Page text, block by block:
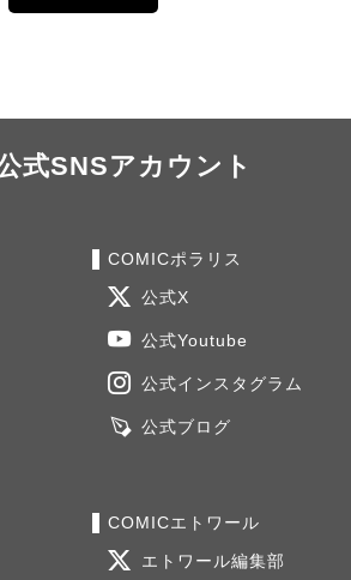
式SNSアカウント
COMICポラリス
公式X
公式Youtube
公式インスタグラム
公式ブログ
COMICエトワール
エトワール編集部